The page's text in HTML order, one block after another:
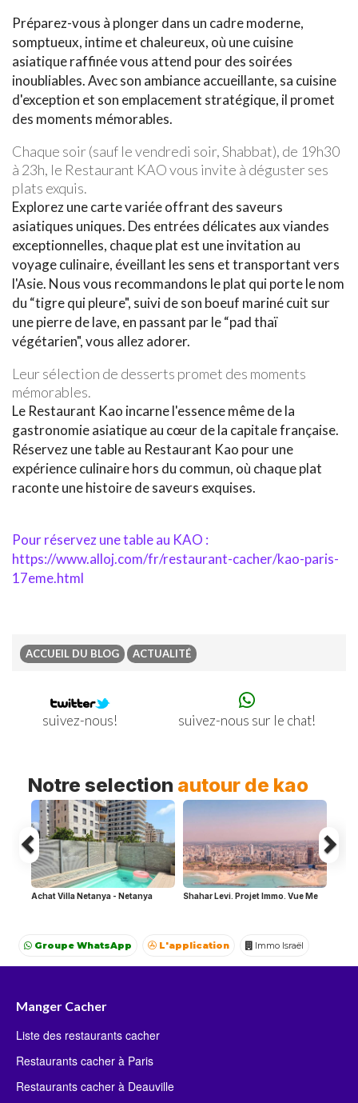
Préparez-vous à plonger dans un cadre moderne,
somptueux, intime et chaleureux, où une cuisine
asiatique raffinée vous attend pour des soirées
inoubliables. Avec son ambiance accueillante, sa cuisine
d'exception et son emplacement stratégique, il promet
des moments mémorables.
Chaque soir (sauf le vendredi soir, Shabbat), de 19h30
à 23h, le Restaurant KAO vous invite à déguster ses
plats exquis.
Explorez une carte variée offrant des saveurs
asiatiques uniques. Des entrées délicates aux viandes
exceptionnelles, chaque plat est une invitation au
voyage culinaire, éveillant les sens et transportant vers
l'Asie. Nous vous recommandons le plat qui porte le nom
du “tigre qui pleure", suivi de son boeuf mariné cuit sur
une pierre de lave, en passant par le “pad thaï
végétarien", vous allez adorer.
Leur sélection de desserts promet des moments
mémorables.
Le Restaurant Kao incarne l'essence même de la
gastronomie asiatique au cœur de la capitale française.
Réservez une table au Restaurant Kao pour une
expérience culinaire hors du commun, où chaque plat
raconte une histoire de saveurs exquises.
Pour réservez une table au KAO :
https://www.alloj.com/fr/restaurant-cacher/kao-paris-
17eme.html
ACCUEIL DU BLOG ACTUALITÉ
suivez-nous! suivez-nous sur le chat!
Notre selection autour de kao
Achat Villa Netanya - Netanya Shahar Levi. Projet Immo. Vue Me
Previous
Groupe WhatsApp L'application Immo Israël
Manger Cacher
Liste des restaurants cacher
Restaurants cacher à Paris
Restaurants cacher à Deauville